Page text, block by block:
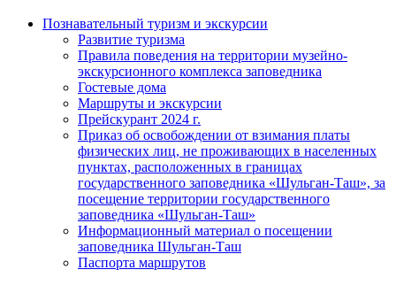
Познавательный туризм и экскурсии
Развитие туризма
Правила поведения на территории музейно-
экскурсионного комплекса заповедника
Гостевые дома
Маршруты и экскурсии
Прейскурант 2024 г.
Приказ об освобождении от взимания платы
физических лиц, не проживающих в населенных
пунктах, расположенных в границах
государственного заповедника «Шульган-Таш», за
посещение территории государственного
заповедника «Шульган-Таш»
Информационный материал о посещении
заповедника Шульган-Таш
Паспорта маршрутов